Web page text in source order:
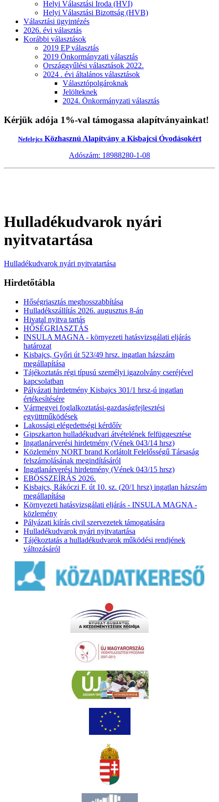
Helyi Választási Iroda (HVI)
Helyi Választási Bizottság (HVB)
Választási ügyintézés
2026. évi választás
Korábbi választások
2019 EP választás
2019 Önkormányzati választás
Országgyűlési választások 2022.
2024 . évi általános választások
Választópolgároknak
Jelölteknek
2024. Önkormányzati választás
Kérjük adója 1%-val támogassa alapítványainkat!
NefelejcsKözhasznú Alapítvány a Kisbajcsi Óvodásokért
Adószám: 18988280-1-08
Hulladékudvarok nyári
nyitvatartása
Hulladékudvarok nyári nyitvatartása
Hirdetőtábla
Hőségriasztás meghosszabbítása
Hulladékszállítás 2026. augusztus 8-án
Hivatal nyitva tartás
HŐSÉGRIASZTÁS
INSULA MAGNA - környezeti hatásvizsgálati eljárás
határozat
Kisbajcs, Győri út 523/49 hrsz. ingatlan házszám
megállapítása
Tájékoztatás régi típusú személyi igazolvány cseréjével
kapcsolatban
Pályázati hirdetmény Kisbajcs 301/1 hrsz-ú ingatlan
értékesítésére
Vármegyei foglalkoztatási-gazdaságfejlesztési
együttműködések
Lakossági elégedettségi kérdőív
Gipszkarton hulladékudvari átvételének felfüggesztése
Ingatlanárverési hirdetmény (Vének 043/14 hrsz)
Közlemény NORT brand Korlátolt Felelősségű Társaság
felszámolásának megindításáról
Ingatlanárverési hirdetmény (Vének 043/15 hrsz)
EBÖSSZEÍRÁS 2026.
Kisbajcs, Rákóczi F. út 10. sz. (20/1 hrsz) ingatlan házszám
megállapítása
Környezeti hatásvizsgálati eljárás - INSULA MAGNA -
közlemény
Pályázati kiírás civil szervezetek támogatására
Hulladékudvarok nyári nyitvatartása
Tájékoztatás a hulladékudvarok működési rendjének
változásáról